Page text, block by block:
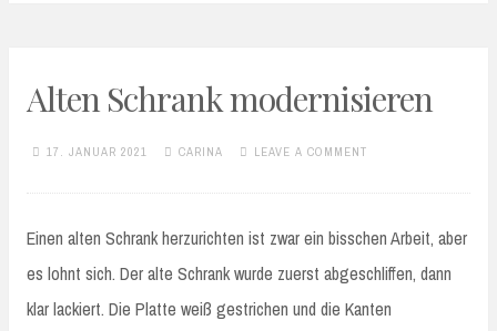
Alten Schrank modernisieren
17. JANUAR 2021 CARINA LEAVE A COMMENT
Einen alten Schrank herzurichten ist zwar ein bisschen Arbeit, aber
es lohnt sich. Der alte Schrank wurde zuerst abgeschliffen, dann
klar lackiert. Die Platte weiß gestrichen und die Kanten